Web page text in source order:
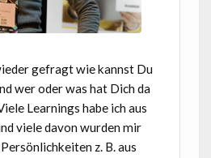
gefragt wie kannst Du
wer oder was hat Dich da
Learnings habe ich aus
viele davon wurden mir
z. B. aus